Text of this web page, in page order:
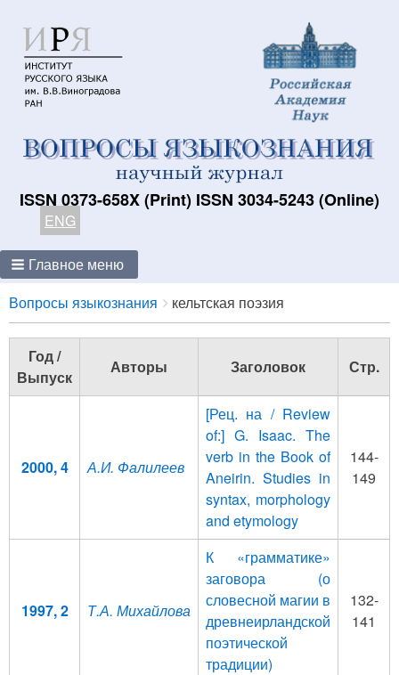
ISSN 0373-658X (Print) ISSN 3034-5243 (Online)
ENG
Главное меню
Breadcrumbs
You
are
here:
Вопросы языкознания кельтская поэзия
Год /
Выпуск
Авторы Заголовок Стр.
2000, 4 А.И. Фалилеев
[Рец. на / Review
of:] G. Isaac. The
verb in the Book of
Aneirin. Studies in
syntax, morphology
and etymology
144-
149
1997, 2 Т.А. Михайлова
К «грамматике»
заговора (о
словесной магии в
древнеирландской
поэтической
традиции)
132-
141